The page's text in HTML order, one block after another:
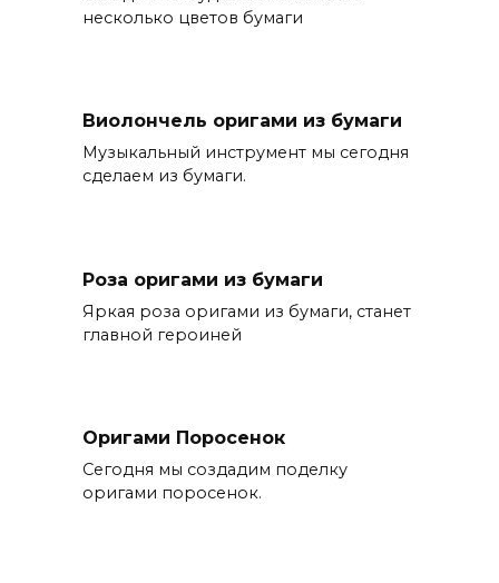
несколько цветов бумаги
Виолончель оригами из бумаги
Музыкальный инструмент мы сегодня
сделаем из бумаги.
Роза оригами из бумаги
Яркая роза оригами из бумаги, станет
главной героиней
Оригами Поросенок
Сегодня мы создадим поделку
оригами поросенок.